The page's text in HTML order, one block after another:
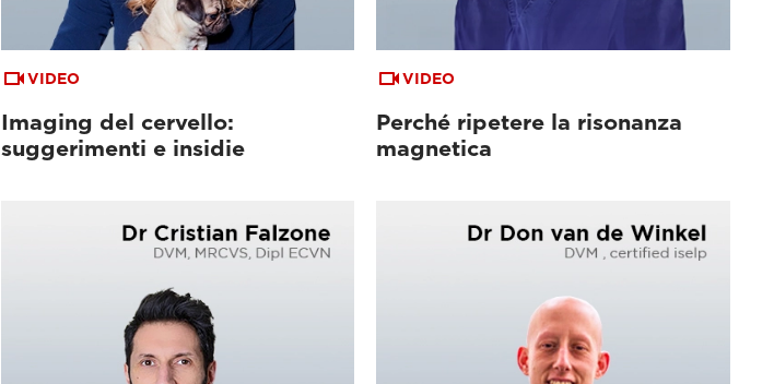
VIDEO
Imaging del cervello:
suggerimenti e insidie
VIDEO
Perché ripetere la risonanza
magnetica